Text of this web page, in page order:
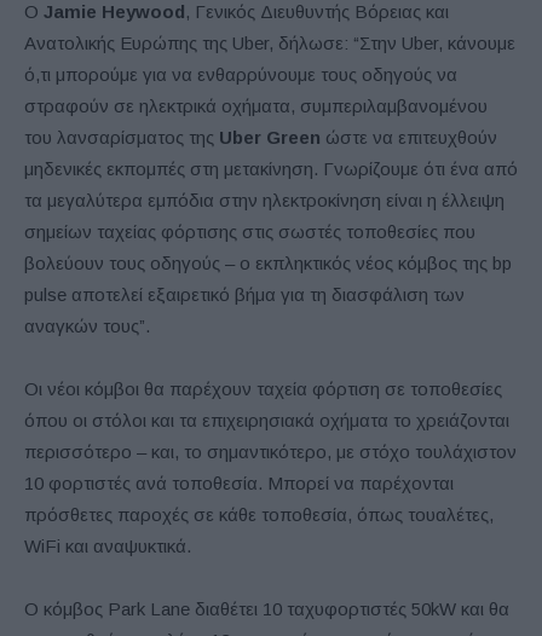
Ο Jamie Heywood, Γενικός Διευθυντής Βόρειας και
Ανατολικής Ευρώπης της Uber, δήλωσε: “Στην Uber, κάνουμε
ό,τι μπορούμε για να ενθαρρύνουμε τους οδηγούς να
στραφούν σε ηλεκτρικά οχήματα, συμπεριλαμβανομένου
του λανσαρίσματος της Uber Green ώστε να επιτευχθούν
μηδενικές εκπομπές στη μετακίνηση. Γνωρίζουμε ότι ένα από
τα μεγαλύτερα εμπόδια στην ηλεκτροκίνηση είναι η έλλειψη
σημείων ταχείας φόρτισης στις σωστές τοποθεσίες που
βολεύουν τους οδηγούς – ο εκπληκτικός νέος κόμβος της bp
pulse αποτελεί εξαιρετικό βήμα για τη διασφάλιση των
αναγκών τους”.
Οι νέοι κόμβοι θα παρέχουν ταχεία φόρτιση σε τοποθεσίες
όπου οι στόλοι και τα επιχειρησιακά οχήματα το χρειάζονται
περισσότερο – και, το σημαντικότερο, με στόχο τουλάχιστον
10 φορτιστές ανά τοποθεσία. Μπορεί να παρέχονται
πρόσθετες παροχές σε κάθε τοποθεσία, όπως τουαλέτες,
WiFi και αναψυκτικά.
Ο κόμβος Park Lane διαθέτει 10 ταχυφορτιστές 50kW και θα